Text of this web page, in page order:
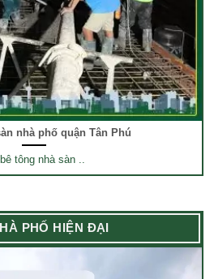
nhà phố quận Tân Phú
tông nhà sàn ..
PHỐ HIỆN ĐẠI